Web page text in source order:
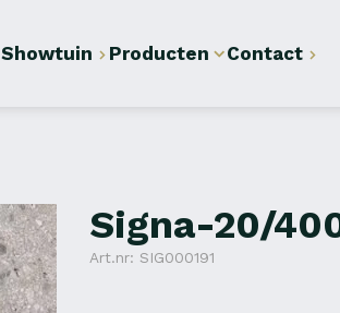
Showtuin Producten Contact
Signa-20/
Art.nr: SIG000191